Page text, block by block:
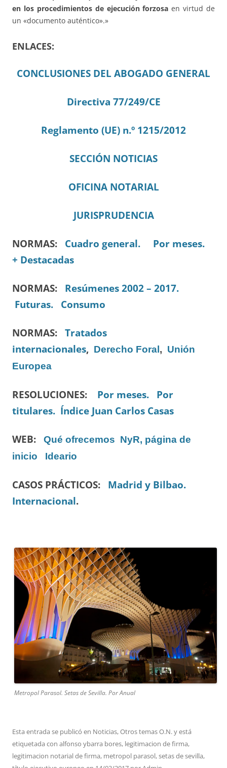
en los procedimientos de ejecución forzosa en virtud de
un «documento auténtico».»
ENLACES:
CONCLUSIONES DEL ABOGADO GENERAL
Directiva 77/249/CE
Reglamento (UE) n.º 1215/2012
SECCIÓN NOTICIAS
OFICINA NOTARIAL
JURISPRUDENCIA
NORMAS: Cuadro general.
Por meses.
+ Destacadas
NORMAS: Resúmenes 2002 – 2017.
Futuras.
Consumo
NORMAS: Tratados
internacionales, Derecho Foral , Unión
Europea
RESOLUCIONES: Por meses.
Por
titulares. Índice Juan Carlos Casas
WEB: Qué ofrecemos NyR, página de
inicio
Ideario
CASOS PRÁCTICOS: Madrid y Bilbao.
Internacional.
Metropol Parasol. Setas de Sevilla. Por Anual
Esta entrada se publicó en Noticias,Otros temas O.N.y está
etiquetada con alfonso ybarra bores, legitimacion de firma,
legitimacion notarial de firma, metropol parasol,setas de sevilla,